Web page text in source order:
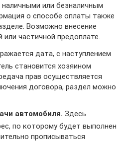
или безналичным
о способе оплаты также
Возможно внесение
или частичной предоплате.
дата, с наступлением
становится хозяином
прав осуществляется
договора, раздел можно
автомобиля. Здесь
по которому будет выполнен
прописываться